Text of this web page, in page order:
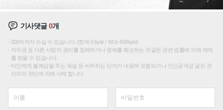
기사댓글0개
200자까지 쓰실 수 있습니다. (현재 0 byte / 최대 400byte)
저작권 등 다른 사람의 권리를 침해하거나 명예를 훼손하는 댓글은 관련 법률에 의해 제재
를 받을 수 있습니다.
타인에게 불쾌감을 주는 욕설 등 비하하는 단어가 내용에 포함되거나 인신공격성 글은 관
리자의 판단에 의해 삭제 합니다.